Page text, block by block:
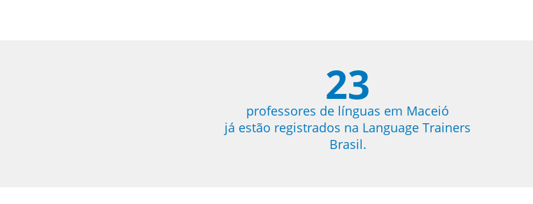
23
professores de línguas em Maceió
já estão registrados na Language Trainers
Brasil.